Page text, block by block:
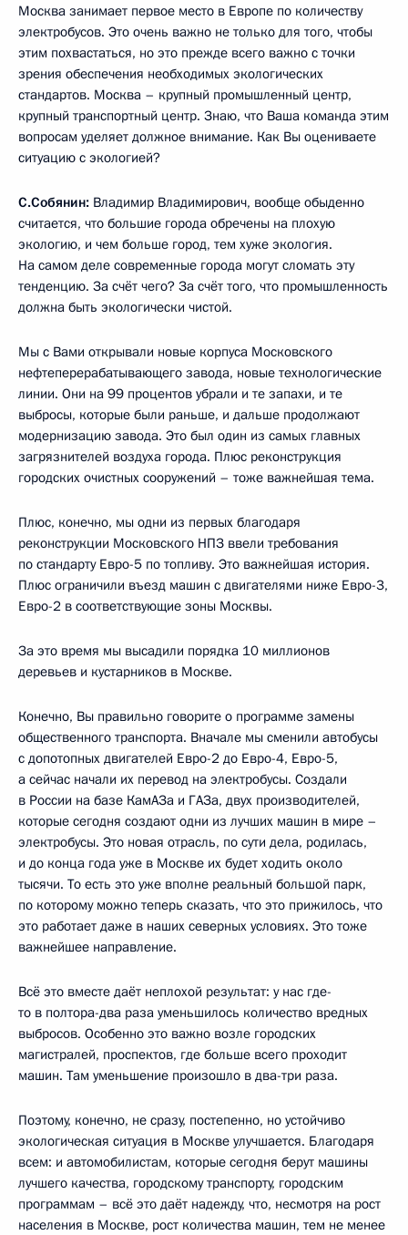
Москва занимает первое место в Европе по количеству
электробусов. Это очень важно не только для того, чтобы
этим похвастаться, но это прежде всего важно с точки
зрения обеспечения необходимых экологических
стандартов. Москва – крупный промышленный центр,
крупный транспортный центр. Знаю, что Ваша команда этим
вопросам уделяет должное внимание. Как Вы оцениваете
ситуацию с экологией?
С.Собянин: Владимир Владимирович, вообще обыденно
считается, что большие города обречены на плохую
экологию, и чем больше город, тем хуже экология.
На самом деле современные города могут сломать эту
тенденцию. За счёт чего? За счёт того, что промышленность
должна быть экологически чистой.
Мы с Вами открывали новые корпуса Московского
нефтеперерабатывающего завода, новые технологические
линии. Они на 99 процентов убрали и те запахи, и те
выбросы, которые были раньше, и дальше продолжают
модернизацию завода. Это был один из самых главных
загрязнителей воздуха города. Плюс реконструкция
городских очистных сооружений – тоже важнейшая тема.
Плюс, конечно, мы одни из первых благодаря
реконструкции Московского НПЗ ввели требования
по стандарту Евро-5 по топливу. Это важнейшая история.
Плюс ограничили въезд машин с двигателями ниже Евро-3,
Евро-2 в соответствующие зоны Москвы.
За это время мы высадили порядка 10 миллионов
деревьев и кустарников в Москве.
Конечно, Вы правильно говорите о программе замены
общественного транспорта. Вначале мы сменили автобусы
с допотопных двигателей Евро-2 до Евро-4, Евро-5,
а сейчас начали их перевод на электробусы. Создали
в России на базе КамАЗа и ГАЗа, двух производителей,
которые сегодня создают одни из лучших машин в мире –
электробусы. Это новая отрасль, по сути дела, родилась,
и до конца года уже в Москве их будет ходить около
тысячи. То есть это уже вполне реальный большой парк,
по которому можно теперь сказать, что это прижилось, что
это работает даже в наших северных условиях. Это тоже
важнейшее направление.
Всё это вместе даёт неплохой результат: у нас где-
то в полтора-два раза уменьшилось количество вредных
выбросов. Особенно это важно возле городских
магистралей, проспектов, где больше всего проходит
машин. Там уменьшение произошло в два-три раза.
Поэтому, конечно, не сразу, постепенно, но устойчиво
экологическая ситуация в Москве улучшается. Благодаря
всем: и автомобилистам, которые сегодня берут машины
лучшего качества, городскому транспорту, городским
программам – всё это даёт надежду, что, несмотря на рост
населения в Москве, рост количества машин, тем не менее